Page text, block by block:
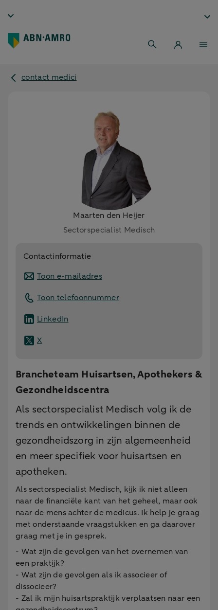
contact medici
Maarten den Heijer
Sectorspecialist Medisch
Contactinformatie
Toon e-mailadres
Toon telefoonnummer
LinkedIn
X
Brancheteam Huisartsen, Apothekers &
Gezondheidscentra
Als sectorspecialist Medisch volg ik de
trends en ontwikkelingen binnen de
gezondheidszorg in zijn algemeenheid
en meer specifiek voor huisartsen en
apotheken.
Als sectorspecialist Medisch, kijk ik niet alleen
naar de financiële kant van het geheel, maar ook
naar de mens achter de medicus. Ik help je graag
met onderstaande vraagstukken en ga daarover
graag met je in gesprek.
- Wat zijn de gevolgen van het overnemen van
een praktijk?
- Wat zijn de gevolgen als ik associeer of
dissocieer?
- Zal ik mijn huisartspraktijk verplaatsen naar een